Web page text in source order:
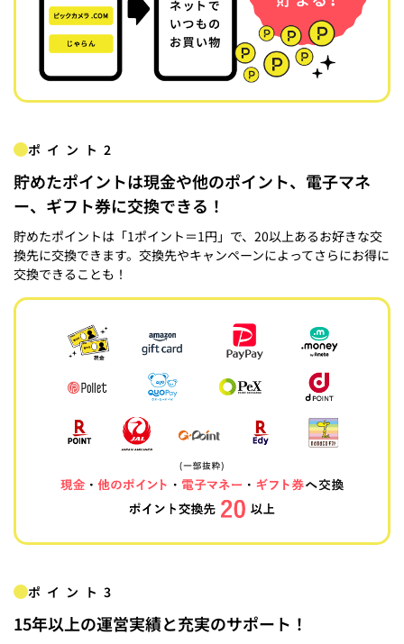
ポイント2
貯めたポイントは現金や他のポイント、電子マネ
ー、ギフト券に交換できる！
貯めたポイントは「1ポイント＝1円」で、20以上あるお好きな交
換先に交換できます。交換先やキャンペーンによってさらにお得に
交換できることも！
ポイント3
15年以上の運営実績と充実のサポート！